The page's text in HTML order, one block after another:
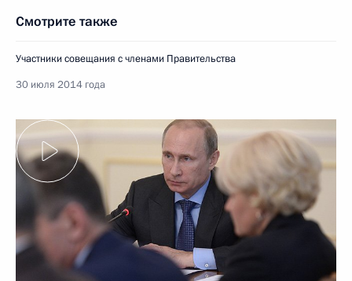
Смотрите также
Участники совещания с членами Правительства
30 июля 2014 года